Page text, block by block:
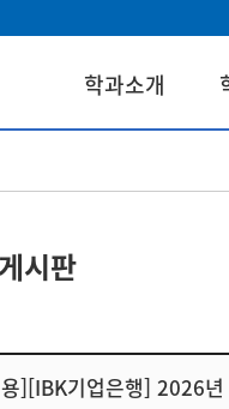
학과소개
시판
][IBK기업은행] 2026